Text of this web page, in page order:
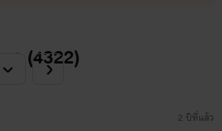
น จุดเริ่มต้นนักบำบัดสาว
ด (4322)
2 ปีที่แล้ว